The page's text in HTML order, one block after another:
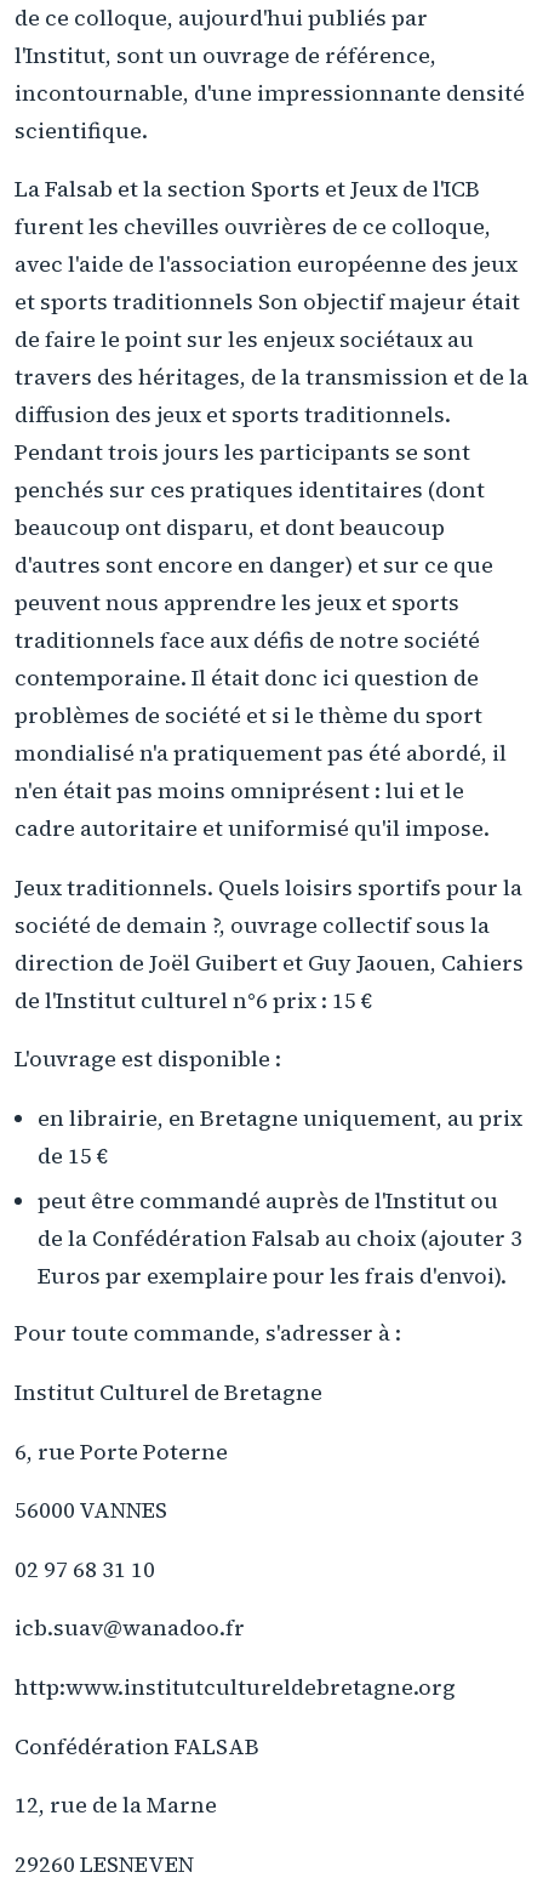
de ce colloque, aujourd'hui publiés par
l'Institut, sont un ouvrage de référence,
incontournable, d'une impressionnante densité
scientifique.
La Falsab et la section Sports et Jeux de l'ICB
furent les chevilles ouvrières de ce colloque,
avec l'aide de l'association européenne des jeux
et sports traditionnels Son objectif majeur était
de faire le point sur les enjeux sociétaux au
travers des héritages, de la transmission et de la
diffusion des jeux et sports traditionnels.
Pendant trois jours les participants se sont
penchés sur ces pratiques identitaires (dont
beaucoup ont disparu, et dont beaucoup
d'autres sont encore en danger) et sur ce que
peuvent nous apprendre les jeux et sports
traditionnels face aux défis de notre société
contemporaine. Il était donc ici question de
problèmes de société et si le thème du sport
mondialisé n'a pratiquement pas été abordé, il
n'en était pas moins omniprésent : lui et le
cadre autoritaire et uniformisé qu'il impose.
Jeux traditionnels. Quels loisirs sportifs pour la
société de demain ?, ouvrage collectif sous la
direction de Joël Guibert et Guy Jaouen, Cahiers
de l'Institut culturel n°6 prix : 15 €
L'ouvrage est disponible :
en librairie, en Bretagne uniquement, au prix
de 15 €
peut être commandé auprès de l'Institut ou
de la Confédération Falsab au choix (ajouter 3
Euros par exemplaire pour les frais d'envoi).
Pour toute commande, s'adresser à :
Institut Culturel de Bretagne
6, rue Porte Poterne
56000 VANNES
02 97 68 31 10
icb.suav@wanadoo.fr
http:www.institutcultureldebretagne.org
Confédération FALSAB
12, rue de la Marne
29260 LESNEVEN